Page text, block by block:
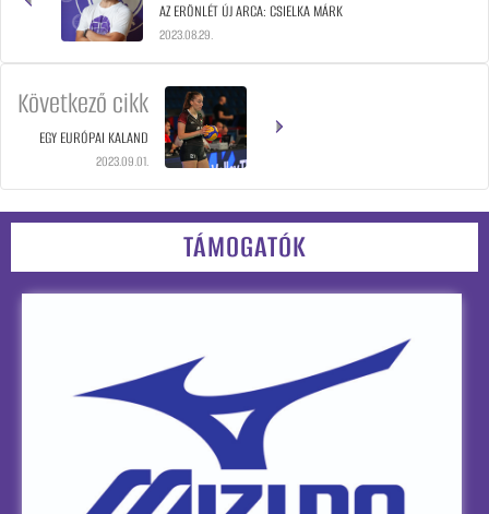
2023.08.29.
AZ ERÖNLÉT ÚJ ARCA: CSIELKA MÁRK
Következő cikk
2023.09.01.
EGY EURÓPAI KALAND
TÁMOGATÓK